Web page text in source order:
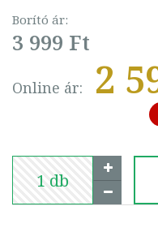
Borító ár:
3 999 Ft
Online ár: 2